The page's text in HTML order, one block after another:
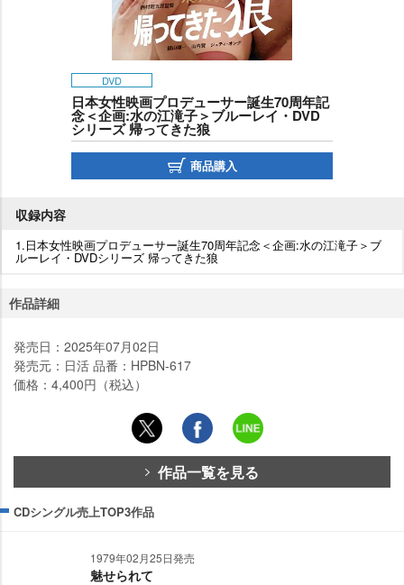
DVD
日本女性映画プロデューサー誕生70周年記
念＜企画:水の江滝子＞ブルーレイ・DVD
シリーズ 帰ってきた狼
商品購入
収録内容
1.日本女性映画プロデューサー誕生70周年記念＜企画:水の江滝子＞ブ
ルーレイ・DVDシリーズ 帰ってきた狼
作品詳細
発売日：2025年07月02日
発売元：日活 品番：HPBN-617
価格：4,400円（税込）
作品一覧を見る
CDシングル売上TOP3作品
1979年02月25日発売
魅せられて